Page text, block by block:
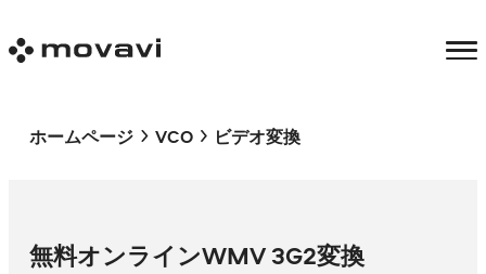
ホームページ VCO ビデオ変換
無料オンラインWMV 3G2変換